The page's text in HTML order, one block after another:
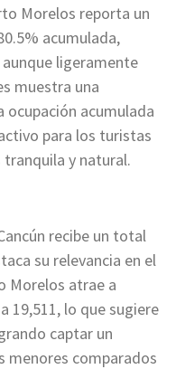
Morelos reporta un
acumulada,
ligeramente
muestra una
ocupación acumulada
para los turistas
tranquila y natural.
recibe un total
su relevancia en el
Morelos atrae a
19,511, lo que sugiere
captar un
menores comparados